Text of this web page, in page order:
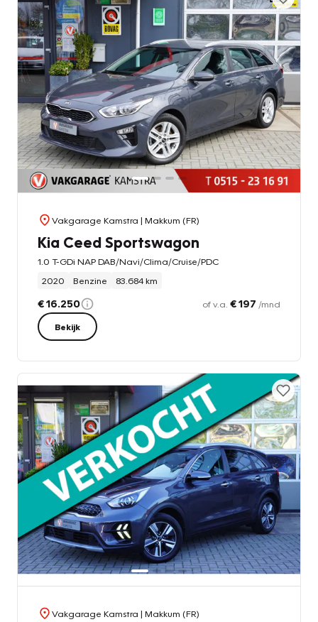
Vakgarage Kamstra | Makkum (FR)
Kia Ceed Sportswagon
1.0 T-GDi NAP DAB/Navi/Clima/Cruise/PDC
2020
Benzine 83.684 km
€ 16.250 of v.a. € 197 /mnd
Bekijk
Vakgarage Kamstra | Makkum (FR)